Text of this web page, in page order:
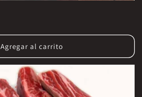
Agregar al carrito